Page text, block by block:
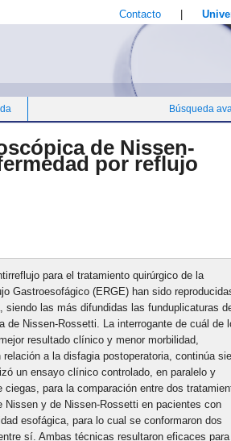
Contacto
Búsqueda
de Nissen-
por reflujo
para el tratamiento quirúrgico de la
Gastroesofágico (ERGE) han sido
siendo las más difundidas las funduplicaturas
de Nissen-Rossetti. La interrogante de cuál de
resultado clínico y menor morbilidad,
relación a la disfagia postoperatoria, continúa
un ensayo clínico controlado, en paralelo y
ciegas, para la comparación entre dos
Nissen y de Nissen-Rossetti en pacientes con
esofágica, para lo cual se conformaron dos
sí. Ambas técnicas resultaron eficaces para